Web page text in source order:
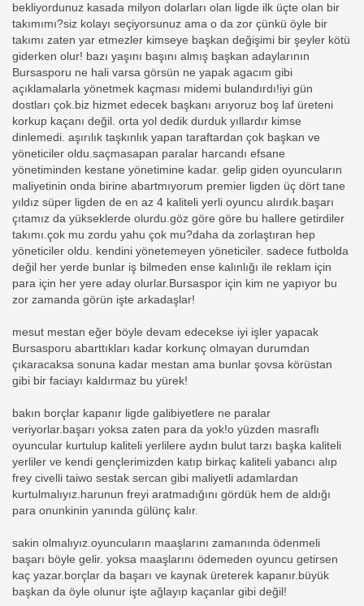
bekliyordunuz kasada milyon dolarları olan ligde ilk üçte olan bir
takımımı?siz kolayı seçiyorsunuz ama o da zor çünkü öyle bir
takımı zaten yar etmezler kimseye başkan değişimi bir şeyler kötü
giderken olur! bazı yaşını başını almış başkan adaylarının
Bursasporu ne hali varsa görsün ne yapak agacım gibi
açıklamalarla yönetmek kaçması midemi bulandırdı!iyi gün
dostları çok.biz hizmet edecek başkanı arıyoruz boş laf üreteni
korkup kaçanı değil. orta yol dedik durduk yıllardır kimse
dinlemedi. aşırılık taşkınlık yapan taraftardan çok başkan ve
yöneticiler oldu.saçmasapan paralar harcandı efsane
yönetiminden kestane yönetimine kadar. gelip giden oyuncuların
maliyetinin onda birine abartmıyorum premier ligden üç dört tane
yıldız süper ligden de en az 4 kaliteli yerli oyuncu alırdık.başarı
çıtamız da yükseklerde olurdu.göz göre göre bu hallere getirdiler
takımı.çok mu zordu yahu çok mu?daha da zorlaştıran hep
yöneticiler oldu. kendini yönetemeyen yöneticiler. sadece futbolda
değil her yerde bunlar iş bilmeden ense kalınlığı ile reklam için
para için her yere aday olurlar.Bursaspor için kim ne yapıyor bu
zor zamanda görün işte arkadaşlar!
mesut mestan eğer böyle devam edecekse iyi işler yapacak
Bursasporu abarttıkları kadar korkunç olmayan durumdan
çıkaracaksa sonuna kadar mestan ama bunlar şovsa körüstan
gibi bir faciayı kaldırmaz bu yürek!
bakın borçlar kapanır ligde galibiyetlere ne paralar
veriyorlar.başarı yoksa zaten para da yok!o yüzden masraflı
oyuncular kurtulup kaliteli yerlilere aydın bulut tarzı başka kaliteli
yerliler ve kendi gençlerimizden katıp birkaç kaliteli yabancı alıp
frey civelli taiwo sestak sercan gibi maliyetli adamlardan
kurtulmalıyız.harunun freyi aratmadığını gördük hem de aldığı
para onunkinin yanında gülünç kalır.
sakin olmalıyız.oyuncuların maaşlarını zamanında ödenmeli
başarı böyle gelir. yoksa maaşlarını ödemeden oyuncu getirsen
kaç yazar.borçlar da başarı ve kaynak üreterek kapanır.büyük
başkan da öyle olunur işte ağlayıp kaçanlar gibi değil!